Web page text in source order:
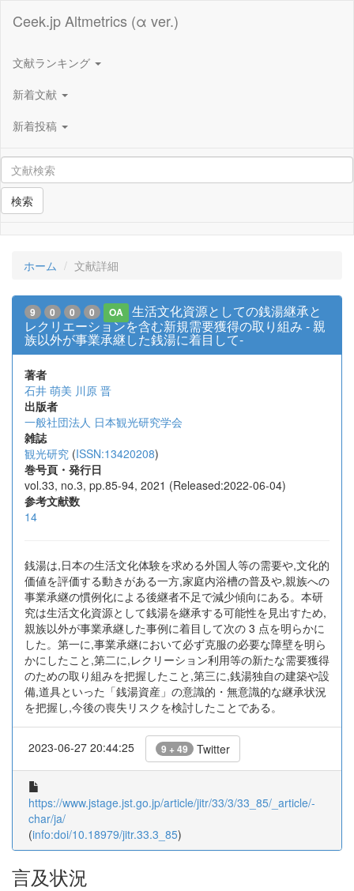
Ceek.jp Altmetrics (α ver.)
文献ランキング
新着文献
新着投稿
検索
ホーム 文献詳細
9 0 0 0 OA
生活文化資源としての銭湯継承と
レクリエーションを含む新規需要獲得の取り組み - 親
族以外が事業承継した銭湯に着目して-
著者
石井 萌美 川原 晋
出版者
一般社団法人 日本観光研究学会
雑誌
観光研究 (ISSN:13420208)
巻号頁・発行日
vol.33, no.3, pp.85-94, 2021 (Released:2022-06-04)
参考文献数
14
銭湯は,日本の生活文化体験を求める外国人等の需要や,文化的
価値を評価する動きがある一方,家庭内浴槽の普及や,親族への
事業承継の慣例化による後継者不足で減少傾向にある。本研
究は生活文化資源として銭湯を継承する可能性を見出すため,
親族以外が事業承継した事例に着目して次の 3 点を明らかに
した。第一に,事業承継において必ず克服の必要な障壁を明ら
かにしたこと,第二に,レクリーション利用等の新たな需要獲得
のための取り組みを把握したこと,第三に,銭湯独自の建築や設
備,道具といった「銭湯資産」の意識的・無意識的な継承状況
を把握し,今後の喪失リスクを検討したことである。
2023-06-27 20:44:25 9 + 49 Twitter
https://www.jstage.jst.go.jp/article/jitr/33/3/33_85/_article/-
char/ja/
(info:doi/10.18979/jitr.33.3_85)
言及状況